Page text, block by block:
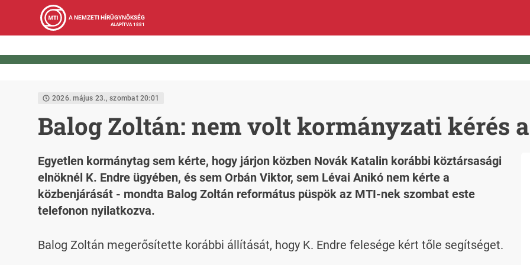
A NEMZETI HÍRÜGYNÖKSÉG
ALAPÍTVA 1881
2026. május 23., szombat 20:01
Balog Zoltán: nem volt kormányzati kérés
Egyetlen kormánytag sem kérte, hogy járjon közben Novák Katalin korábbi köztársasági
elnöknél K. Endre ügyében, és sem Orbán Viktor, sem Lévai Anikó nem kérte a
közbenjárását - mondta Balog Zoltán református püspök az MTI-nek szombat este
telefonon nyilatkozva.
Balog Zoltán megerősítette korábbi állítását, hogy K. Endre felesége kért tőle segítséget.